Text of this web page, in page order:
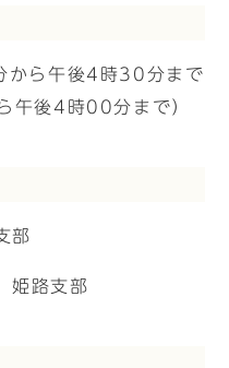
ら午後4時30分まで
午後4時00分まで）
部
姫路支部